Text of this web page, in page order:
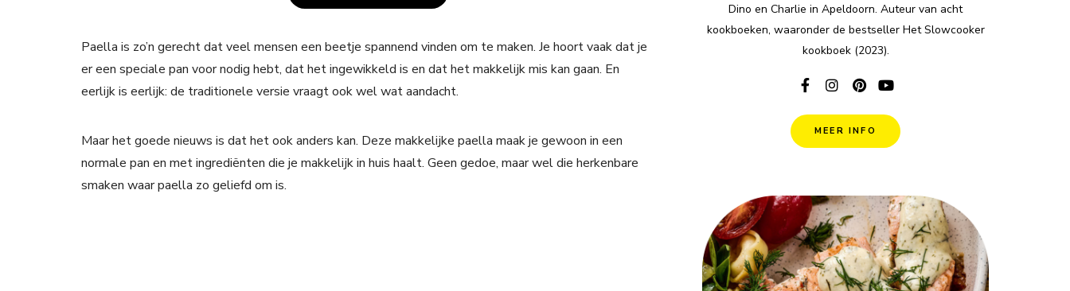
Paella is zo’n gerecht dat veel mensen een beetje spannend vinden om te maken. Je hoort vaak dat je
er een speciale pan voor nodig hebt, dat het ingewikkeld is en dat het makkelijk mis kan gaan. En
eerlijk is eerlijk: de traditionele versie vraagt ook wel wat aandacht.
Maar het goede nieuws is dat het ook anders kan. Deze makkelijke paella maak je gewoon in een
normale pan en met ingrediënten die je makkelijk in huis haalt. Geen gedoe, maar wel die herkenbare
smaken waar paella zo geliefd om is.
Dino en Charlie in Apeldoorn. Auteur van acht
kookboeken, waaronder de bestseller Het Slowcooker
kookboek (2023).
MEER INFO